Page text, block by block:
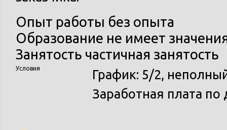
Опыт работы без опыта
Образование не имеет
Занятость частичная занятость
Условия
График: 5/2,
Заработная плата по